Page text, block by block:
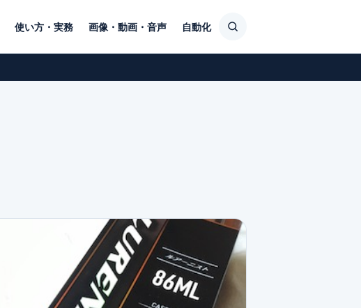
使い方・実務 画像・動画・音声 自動化